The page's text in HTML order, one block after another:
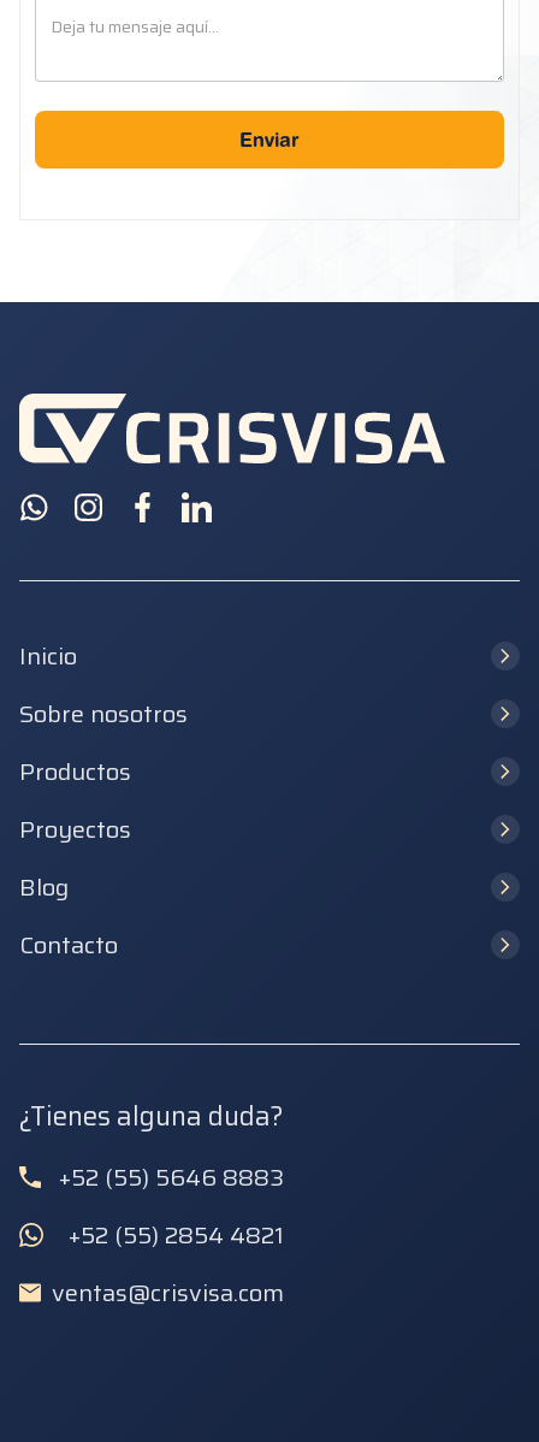
Enviar
Inicio
Sobre nosotros
Productos
Proyectos
Blog
Contacto
¿Tienes alguna duda?
+52 (55) 5646 8883
+52 (55) 2854 4821
ventas@crisvisa.com